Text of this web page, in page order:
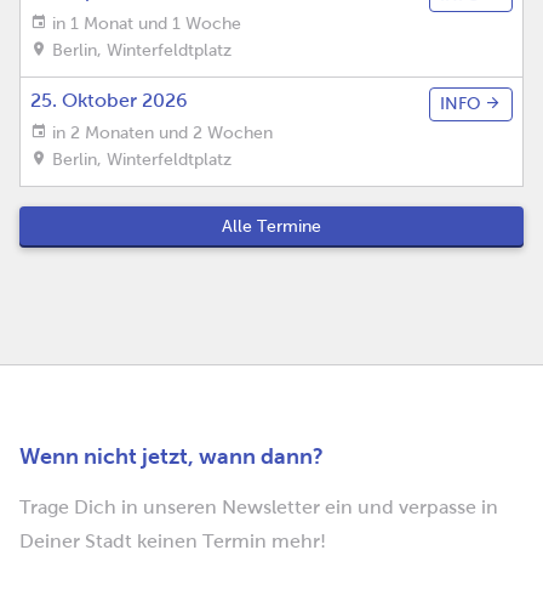
in 1 Monat und 1 Woche
Berlin, Winterfeldtplatz
25. Oktober 2026
in 2 Monaten und 2 Wochen
Berlin, Winterfeldtplatz
INFO
Alle Termine
Wenn nicht jetzt, wann dann?
Trage Dich in unseren Newsletter ein und verpasse in
Deiner Stadt keinen Termin mehr!